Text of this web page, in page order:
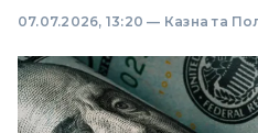
07.07.2026, 13:20 — Казна та